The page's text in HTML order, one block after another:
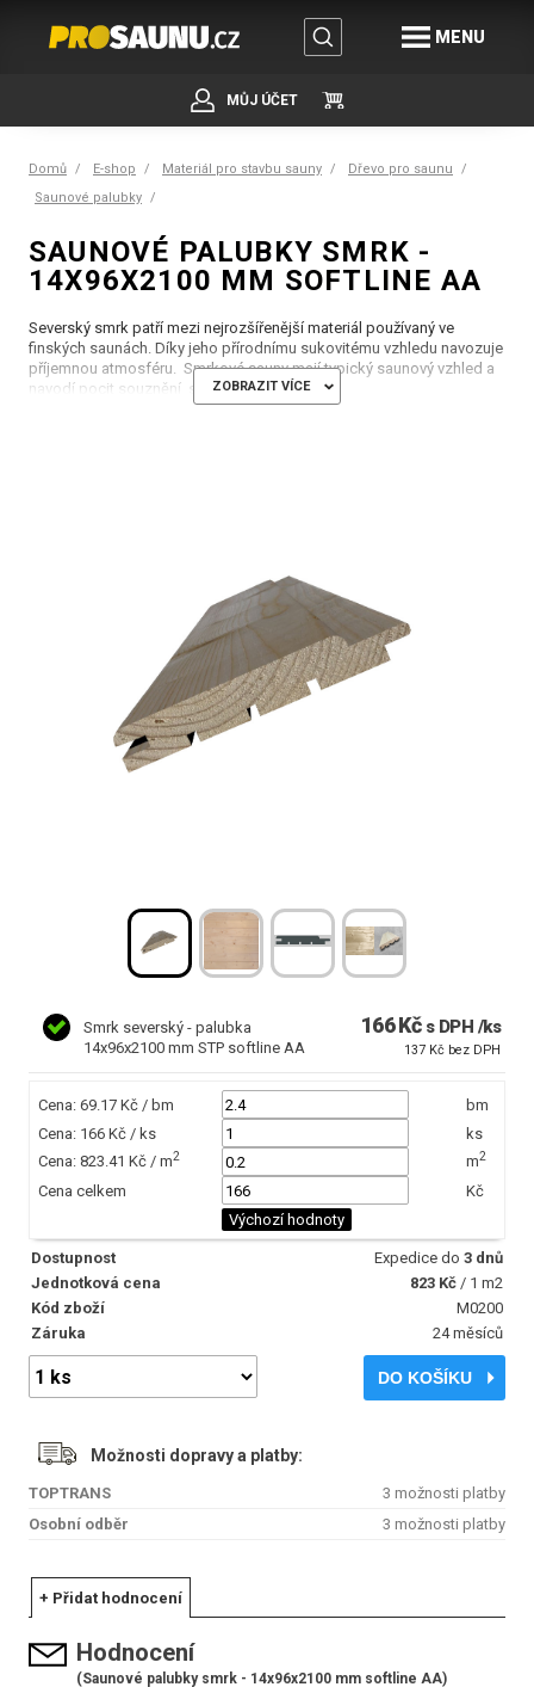
MENU
MŮJ ÚČET
Domů E-shop Materiál pro stavbu sauny
Dřevo pro saunu
Saunové palubky
SAUNOVÉ PALUBKY SMRK -
14X96X2100 MM SOFTLINE AA
Severský smrk patří mezi nejrozšířenější materiál používaný ve
finských saunách. Díky jeho přírodnímu sukovitému vzhledu navozuje
příjemnou atmosféru. Smrkové sauny mají typický saunový vzhled a
navodí pocit souznění s přírodou.ZOBRAZIT VÍCE
Smrk severský - palubka
14x96x2100 mm STP softline AA
166 Kč s DPH /ks
137 Kč bez DPH
Dostupnost Expedice do 3 dnů
Jednotková cena
823 Kč / 1 m2
Cena: 69.17 Kč / bm
bm
Cena: 166 Kč / ks
ks
Cena: 823.41 Kč / m2 m2
Cena celkem
Kč
Výchozí hodnoty
Kód zboží
M0200
Záruka
24 měsíců
DO KOŠÍKU
Možnosti dopravy a platby:
TOPTRANS
3 možnosti platby
Osobní odběr
3 možnosti platby
+ Přidat hodnocení
Hodnocení
(Saunové palubky smrk - 14x96x2100 mm softline AA)